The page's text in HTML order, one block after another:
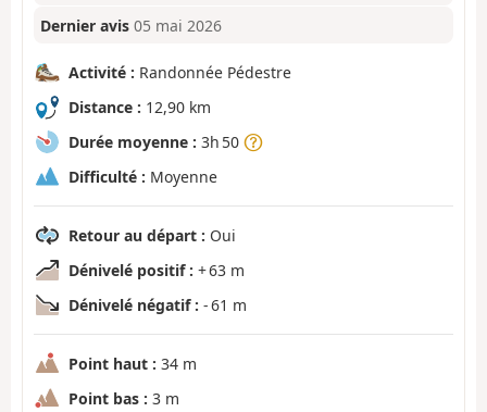
Dernier avis 05 mai 2026
Activité : Randonnée Pédestre
Distance : 12,90 km
Durée moyenne : 3h 50
Difficulté : Moyenne
Retour au départ : Oui
Dénivelé positif : + 63 m
Dénivelé négatif : - 61 m
Point haut : 34 m
Point bas : 3 m